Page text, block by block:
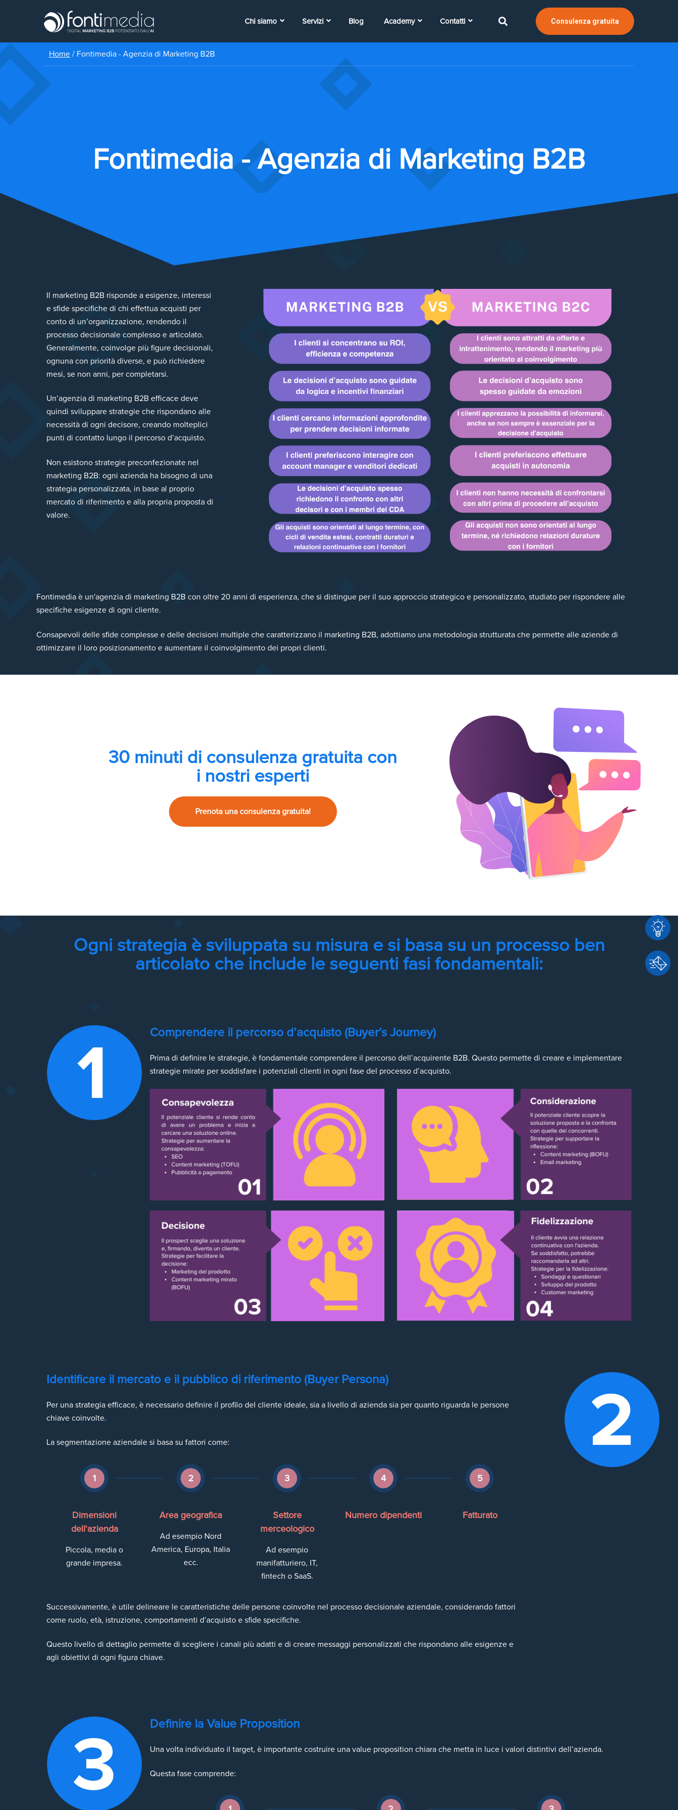
Chi siamo Servizi Blog Academy Contatti Consulenza gratuita
C
o
Home / Fontimedia - Agenzia di Marketing B2B
Fontimedia - Agenzia di Marketing B2B
Il marketing B2B risponde a esigenze, interessi
e sfide specifiche di chi effettua acquisti per
conto di un’organizzazione, rendendo il
processo decisionale complesso e articolato.
Generalmente, coinvolge più figure decisionali,
ognuna con priorità diverse, e può richiedere
mesi, se non anni, per completarsi.
Un’agenzia di marketing B2B efficace deve
quindi sviluppare strategie che rispondano alle
necessità di ogni decisore, creando molteplici
punti di contatto lungo il percorso d’acquisto.
Non esistono strategie preconfezionate nel
marketing B2B: ogni azienda ha bisogno di una
strategia personalizzata, in base al proprio
mercato di riferimento e alla propria proposta di
valore.
Fontimedia è un'agenzia di marketing B2B con oltre 20 anni di esperienza, che si distingue per il suo approccio strategico e personalizzato, studiato per rispondere alle
specifiche esigenze di ogni cliente.
Consapevoli delle sfide complesse e delle decisioni multiple che caratterizzano il marketing B2B, adottiamo una metodologia strutturata che permette alle aziende di
ottimizzare il loro posizionamento e aumentare il coinvolgimento dei propri clienti.
30 minuti di consulenza gratuita con
i nostri esperti
Prenota una consulenza gratuita!
Ogni strategia è sviluppata su misura e si basa su un processo ben
articolato che include le seguenti fasi fondamentali:
Comprendere il percorso d’acquisto (Buyer’s Journey)
Prima di definire le strategie, è fondamentale comprendere il percorso dell’acquirente B2B. Questo permette di creare e implementare
strategie mirate per soddisfare i potenziali clienti in ogni fase del processo d’acquisto.
Identificare il mercato e il pubblico di riferimento (Buyer Persona)
Per una strategia efficace, è necessario definire il profilo del cliente ideale, sia a livello di azienda sia per quanto riguarda le persone
chiave coinvolte.
La segmentazione aziendale si basa su fattori come:
1
Dimensioni
dell'azienda
Piccola, media o
grande impresa.
2
Area geografica
Ad esempio Nord
America, Europa, Italia
ecc.
3
Settore
merceologico
Ad esempio
manifatturiero, IT,
fintech o SaaS.
4
Numero dipendenti
5
Fatturato
Successivamente, è utile delineare le caratteristiche delle persone coinvolte nel processo decisionale aziendale, considerando fattori
come ruolo, età, istruzione, comportamenti d’acquisto e sfide specifiche.
Questo livello di dettaglio permette di scegliere i canali più adatti e di creare messaggi personalizzati che rispondano alle esigenze e
agli obiettivi di ogni figura chiave.
Definire la Value Proposition
Una volta individuato il target, è importante costruire una value proposition chiara che metta in luce i valori distintivi dell’azienda.
Questa fase comprende: